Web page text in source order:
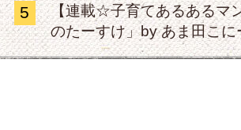
5
【連載☆子育てあるあるマ
のたーすけ」by あま田こに